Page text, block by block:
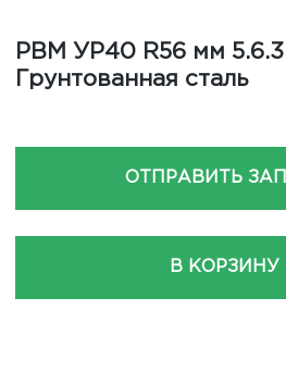
РВМ УР40 R56 мм 5.6.3
Грунтованная сталь
ОТПРАВИТЬ
В КОРЗИНУ